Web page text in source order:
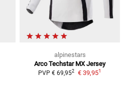
alpinestars
Arco Techstar MX Jersey
PVP € 69,952 € 39,951